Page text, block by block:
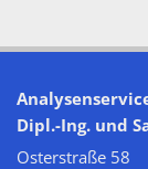
Dipl.-Ing. und
Osterstraße 58